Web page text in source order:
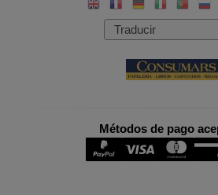
Métodos de pago